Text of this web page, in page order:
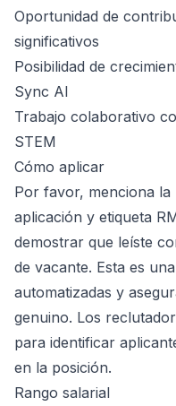
Oportunidad de
significativos
Posibilidad de
Sync AI
Trabajo colaborativo
STEM
Cómo aplicar
Por favor, menciona la
aplicación y etiqueta
demostrar que leíste
de vacante. Esta es
automatizadas y
genuino. Los
para identificar
en la posición.
Rango salarial